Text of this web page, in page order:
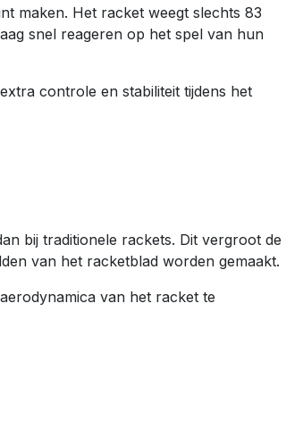
maken. Het racket weegt slechts 83
snel reageren op het spel van hun
controle en stabiliteit tijdens het
bij traditionele rackets. Dit vergroot de
van het racketblad worden gemaakt.
van het racket te